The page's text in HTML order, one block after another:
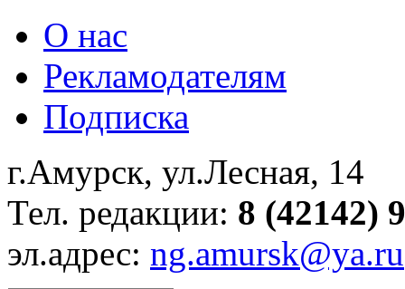
О нас
Рекламодателям
Подписка
г.Амурск, ул.Лесная, 14
Тел. редакции: 8 (42142)
эл.адрес: ng.amursk@ya.ru